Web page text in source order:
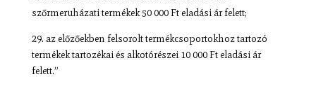
szőrmeruházati termékek 50 000 Ft eladási ár felett;
29. az előzőekben felsorolt termékcsoportokhoz tartozó
termékek tartozékai és alkotórészei 10 000 Ft eladási ár
felett.”